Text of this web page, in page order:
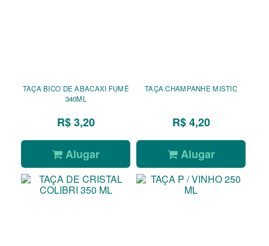
TAÇA BICO DE ABACAXI FUMÊ
340ML
R$ 3,20
Alugar
TAÇA CHAMPANHE MISTIC
R$ 4,20
Alugar